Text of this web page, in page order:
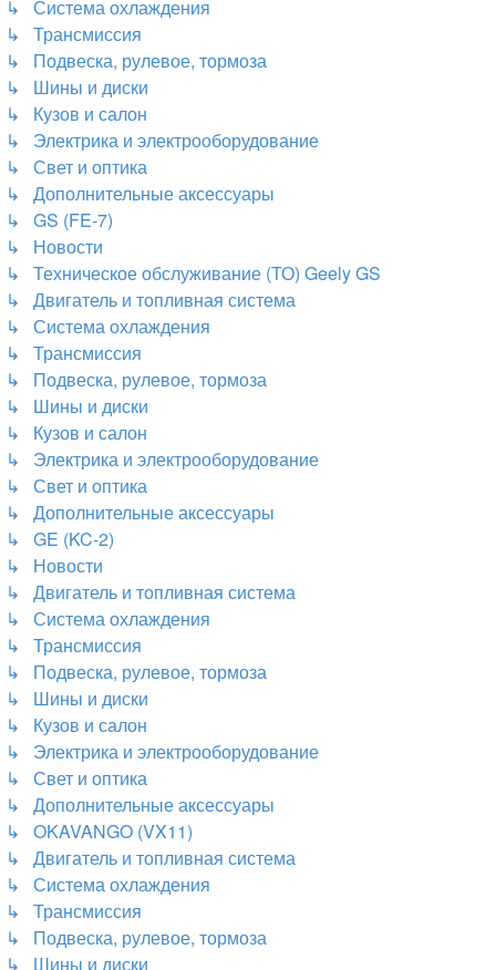
↳ Система охлаждения
↳ Трансмиссия
↳ Подвеска, рулевое, тормоза
↳ Шины и диски
↳ Кузов и салон
↳ Электрика и электрооборудование
↳ Свет и оптика
↳ Дополнительные аксессуары
↳ GS (FE-7)
↳ Новости
↳ Техническое обслуживание (ТО) Geely GS
↳ Двигатель и топливная система
↳ Система охлаждения
↳ Трансмиссия
↳ Подвеска, рулевое, тормоза
↳ Шины и диски
↳ Кузов и салон
↳ Электрика и электрооборудование
↳ Свет и оптика
↳ Дополнительные аксессуары
↳ GE (KC-2)
↳ Новости
↳ Двигатель и топливная система
↳ Система охлаждения
↳ Трансмиссия
↳ Подвеска, рулевое, тормоза
↳ Шины и диски
↳ Кузов и салон
↳ Электрика и электрооборудование
↳ Свет и оптика
↳ Дополнительные аксессуары
↳ OKAVANGO (VX11)
↳ Двигатель и топливная система
↳ Система охлаждения
↳ Трансмиссия
↳ Подвеска, рулевое, тормоза
↳ Шины и диски